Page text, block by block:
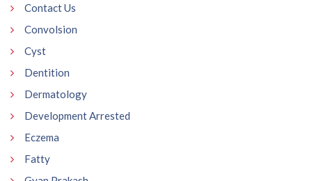
Contact Us
Convolsion
Cyst
Dentition
Dermatology
Development Arrested
Eczema
Fatty